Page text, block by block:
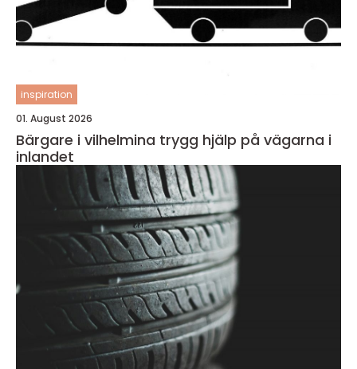
inspiration
01. August 2026
Bärgare i vilhelmina trygg hjälp på vägarna i
inlandet